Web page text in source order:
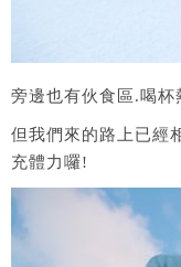
旁邊也有伙食區.喝杯
但我們來的路上已經
充體力囉!